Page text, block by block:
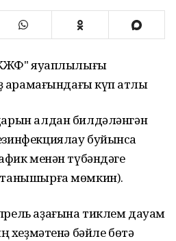
яуаплылығы
ҡарамағындағы күп ҡатлы
алдан билдәләнгән
буйынса
менән түбәндәге
мөмкин).
аҙағына тиклем дауам
хеҙмәтенә бәйле бөтә